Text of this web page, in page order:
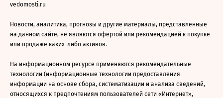
vedomosti.ru
Новости, аналитика, прогнозы и другие материалы, представленные
на данном сайте, не являются офертой или рекомендацией к покупке
или продаже каких-либо активов.
На информационном ресурсе применяются рекомендательные
технологии (информационные технологии предоставления
информации на основе сбора, систематизации и анализа сведений,
относящихся к предпочтениям пользователей сети «Интернет»,